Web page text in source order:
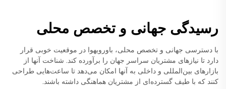
رسیدگی جهانی و تخصص محلی
با دسترسی جهانی و تخصص محلی، باورویهوا در موقعیت خوبی قرار
دارد تا نیازهای مشتریان سراسر جهان را برآورده کند. شناخت آنها از
بازارهای بین‌المللی و داخلی به آنها امکان می‌دهد تا ساعت‌هایی طراحی
کنند که با طیف گسترده‌ای از مشتریان هماهنگی داشته باشند.